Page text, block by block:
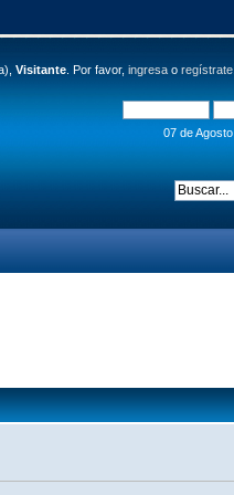
Visitante. Por favor, ingresao regístrate
07 de